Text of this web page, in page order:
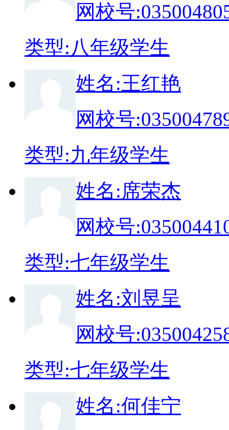
网校号:
类型:八年级学生
姓名:王红艳
网校号:
类型:九年级学生
姓名:席荣杰
网校号:
类型:七年级学生
姓名:刘昱呈
网校号:
类型:七年级学生
姓名:何佳宁